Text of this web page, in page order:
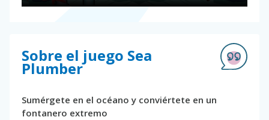
Sobre el juego Sea
Plumber
Sumérgete en el océano y conviértete en un
fontanero extremo